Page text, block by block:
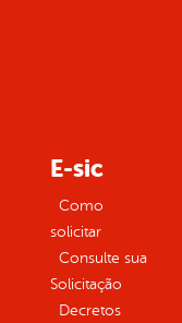
E-sic
Como
solicitar
Consulte sua
Solicitação
Decretos